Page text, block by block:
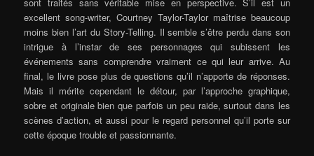
excellent song-writer, Courtney Taylor-Taylor maîtrise beaucoup
moins bien l’art du Story-Telling. Il semble s’être perdu dans son
intrigue à l’instar de ses personnages qui subissent les
événements sans comprendre vraiment ce qui leur arrive. Au
final, le livre pose plus de questions qu’il n’apporte de réponses.
Mais il mérite cependant le détour, par l’approche graphique,
sobre et originale bien que parfois un peu raide, surtout dans les
scènes d’action, et aussi pour le regard personnel qu’il porte sur
cette époque trouble et passionnante.